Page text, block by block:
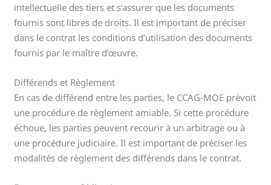
intellectuelle des tiers et s’assurer que les documents
fournis sont libres de droits. Il est important de préciser
dans le contrat les conditions d’utilisation des documents
fournis par le maître d’œuvre.
Différends et Règlement
En cas de différend entre les parties, le CCAG-MOE prévoit
une procédure de règlement amiable. Si cette procédure
échoue, les parties peuvent recourir à un arbitrage ou à
une procédure judiciaire. Il est important de préciser les
modalités de règlement des différends dans le contrat.